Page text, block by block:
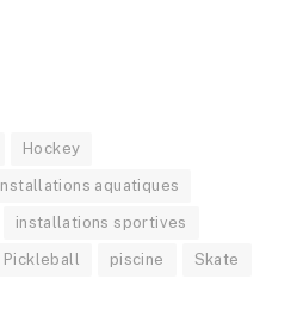
Hockey
Installations aquatiques
installations sportives
Pickleball piscine Skate